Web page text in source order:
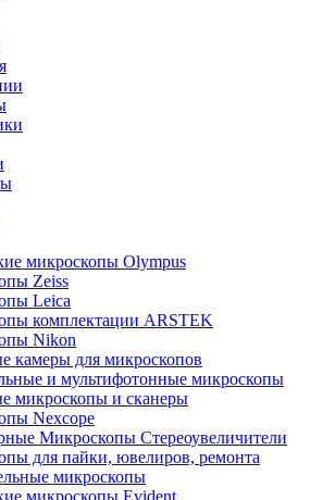
микроскопы Olympus
Zeiss
Leica
комплектации ARSTEK
Nikon
камеры для микроскопов
и мультифотонные микроскопы
микроскопы и сканеры
Nexcope
Микроскопы Стереоувеличители
для пайки, ювелиров, ремонта
микроскопы
микроскопы Evident